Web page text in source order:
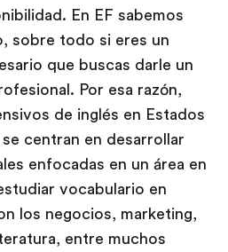
En EF sabemos
sobre todo si eres un
que buscas darle un
Por esa razón,
de inglés en Estados
centran en desarrollar
enfocadas en un área en
vocabulario en
los negocios, marketing,
entre muchos